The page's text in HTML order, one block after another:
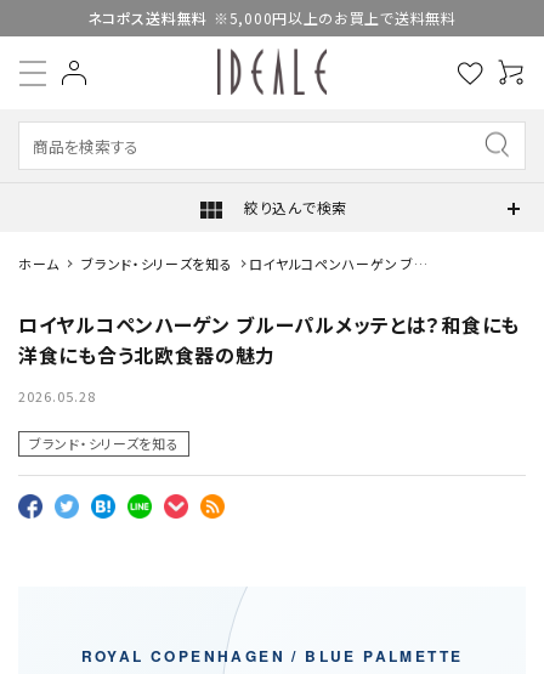
ネコポス送料無料 ※5,000円以上のお買上で送料無料
view_module 絞り込んで検索
ホーム ブランド・シリーズを知る
ロイヤルコペンハーゲン ブル
力
ロイヤルコペンハーゲン ブルーパルメッテとは？和食にも
洋食にも合う北欧食器の魅力
2026.05.28
ブランド・シリーズを知る
ROYAL COPENHAGEN / BLUE PALMETTE